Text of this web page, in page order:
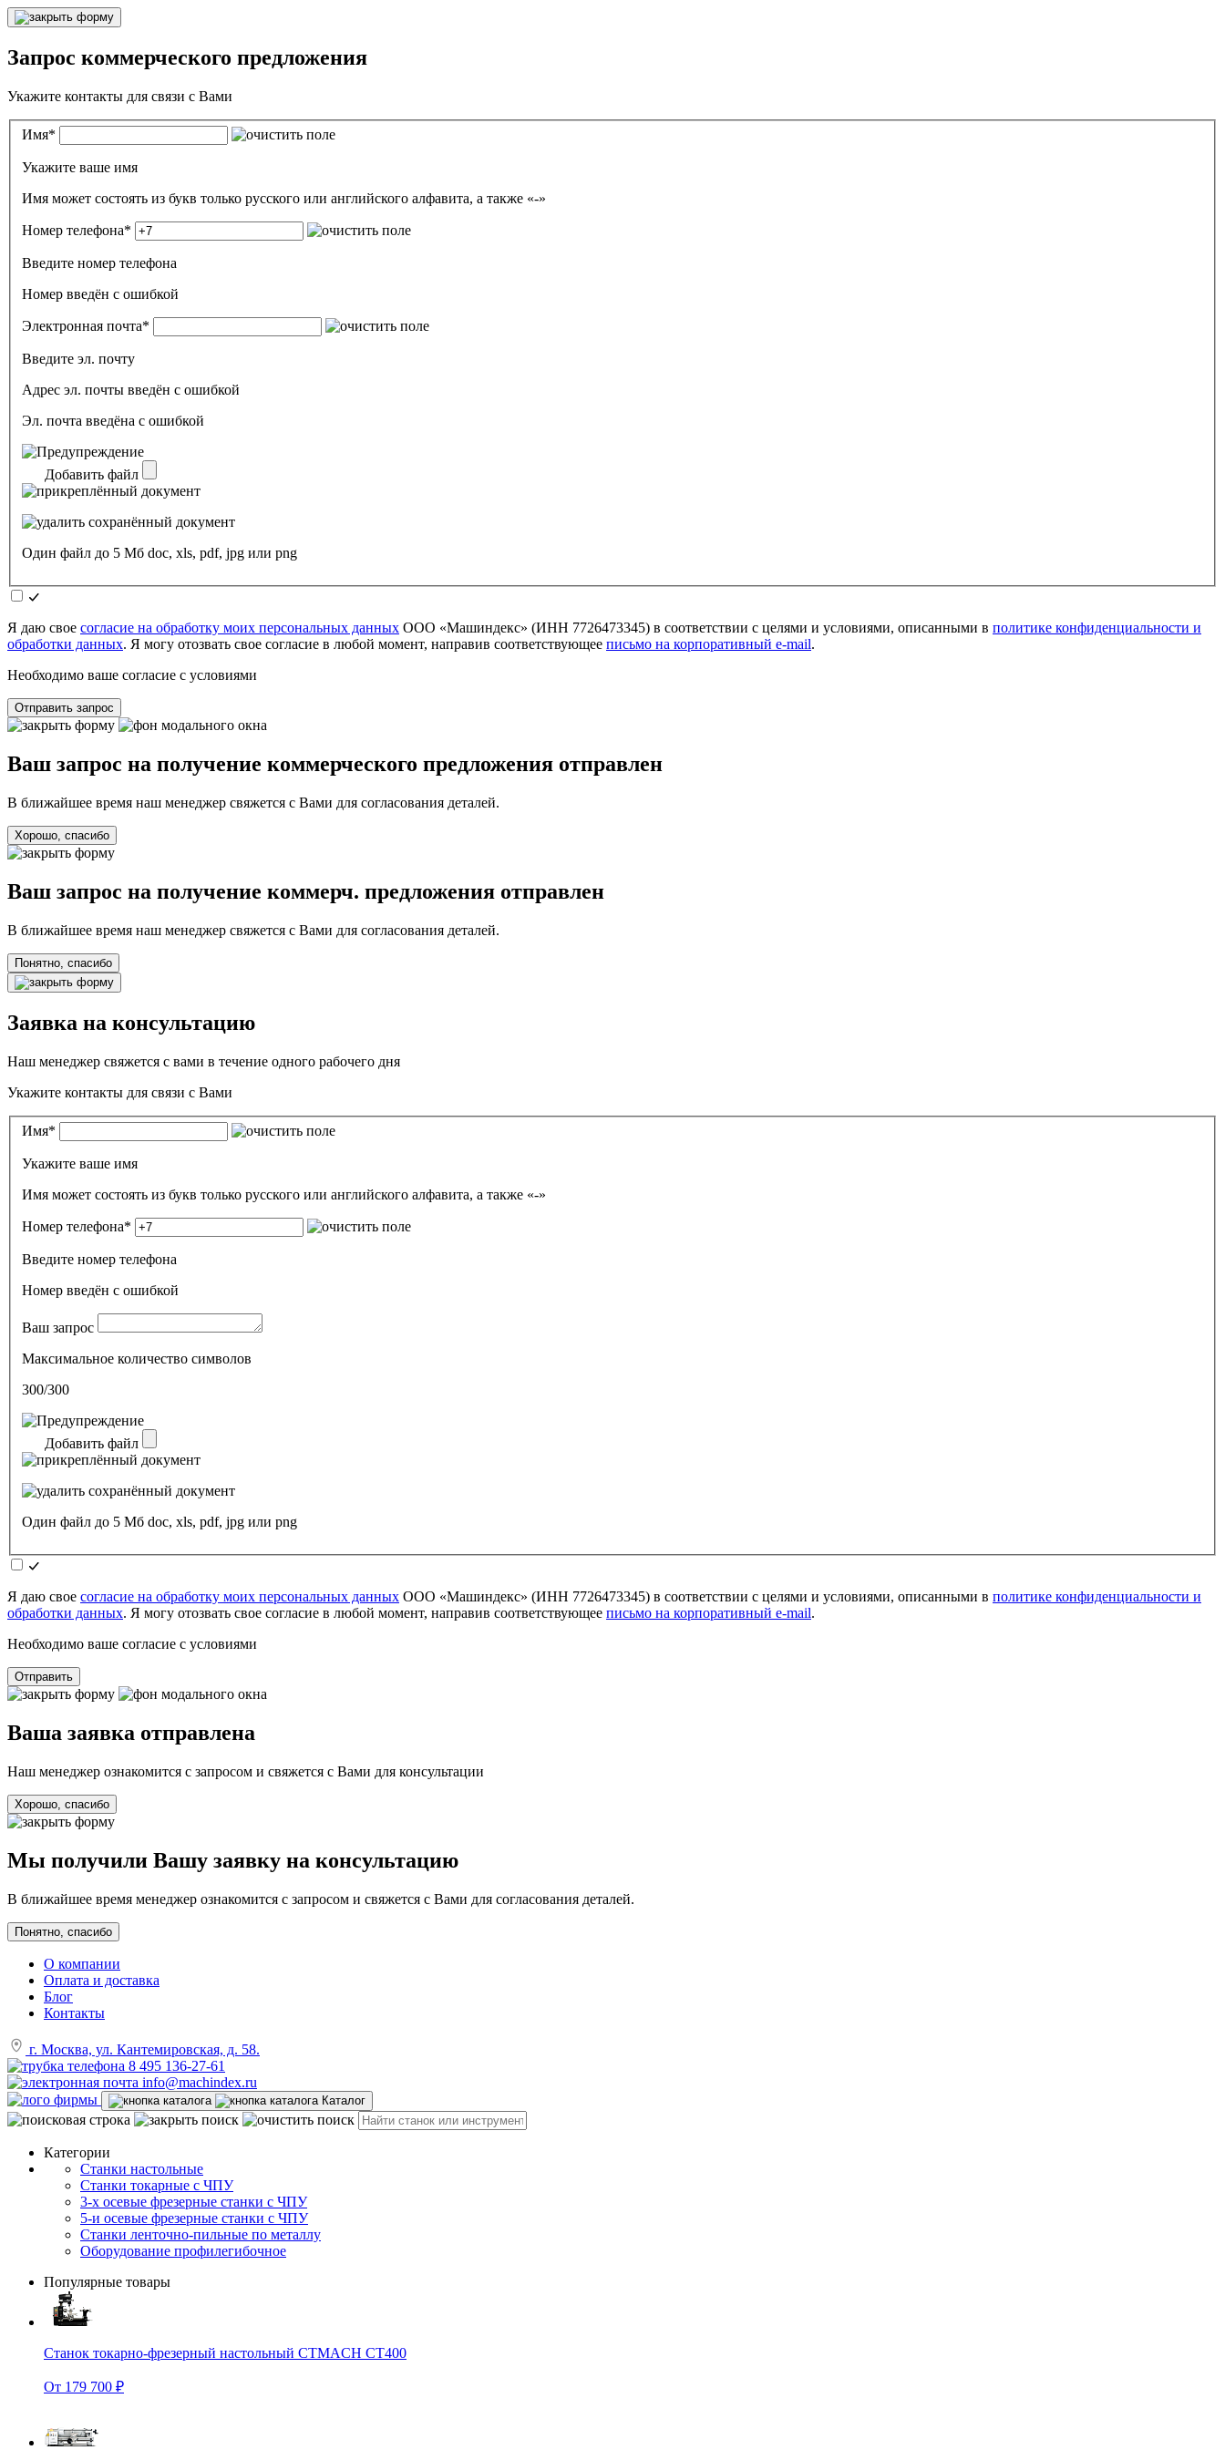
Запрос коммерческого предложения
Укажите контакты для связи с Вами
Имя*
Укажите ваше имя
Имя может состоять из букв только русского или английского алфавита, а также «-»
Номер телефона*
Введите номер телефона
Номер введён c ошибкой
Электронная почта*
Введите эл. почту
Адрес эл. почты введён с ошибкой
Эл. почта введёна с ошибкой
Добавить файл
Один файл до 5 Мб doc, xls, pdf, jpg или png
Я даю свое согласие на обработку моих персональных данных ООО «Машиндекс» (ИНН 7726473345) в соответствии с целями и условиями, описанными в политике конфиденциальности и
обработки данных. Я могу отозвать свое согласие в любой момент, направив соответствующее письмо на корпоративный e-mail.
Необходимо ваше согласие с условиями
Отправить запрос
Ваш запрос на получение коммерческого предложения отправлен
В ближайшее время наш менеджер свяжется с Вами для согласования деталей.
Хорошо, спасибо
Ваш запрос на получение коммерч. предложения отправлен
В ближайшее время наш менеджер свяжется с Вами для согласования деталей.
Понятно, спасибо
Заявка на консультацию
Наш менеджер свяжется с вами в течение одного рабочего дня
Укажите контакты для связи с Вами
Имя*
Укажите ваше имя
Имя может состоять из букв только русского или английского алфавита, а также «-»
Номер телефона*
Введите номер телефона
Номер введён c ошибкой
Ваш запрос
Максимальное количество символов
300/300
Добавить файл
Один файл до 5 Мб doc, xls, pdf, jpg или png
Я даю свое согласие на обработку моих персональных данных ООО «Машиндекс» (ИНН 7726473345) в соответствии с целями и условиями, описанными в политике конфиденциальности и
обработки данных. Я могу отозвать свое согласие в любой момент, направив соответствующее письмо на корпоративный e-mail.
Необходимо ваше согласие с условиями
Отправить
Ваша заявка отправлена
Наш менеджер ознакомится с запросом и свяжется с Вами для консультации
Хорошо, спасибо
Мы получили Вашу заявку на консультацию
В ближайшее время менеджер ознакомится с запросом и свяжется с Вами для согласования деталей.
Понятно, спасибо
О компании
Оплата и доставка
Блог
Контакты
г. Москва, ул. Кантемировская, д. 58.
8 495 136-27-61
info@machindex.ru
Каталог
Категории
Станки настольные
Станки токарные с ЧПУ
3-х осевые фрезерные станки с ЧПУ
5-и осевые фрезерные станки с ЧПУ
Станки ленточно-пильные по металлу
Оборудование профилегибочное
Популярные товары
Станок токарно-фрезерный настольный CTMACH CT400
От 179 700 ₽